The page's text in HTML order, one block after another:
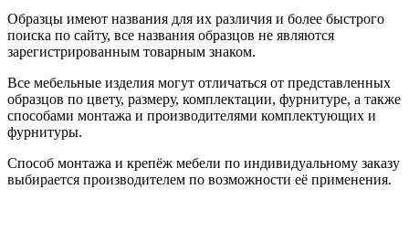
Образцы имеют названия для их различия и более быстрого
поиска по сайту, все названия образцов не являются
зарегистрированным товарным знаком.
Все мебельные изделия могут отличаться от представленных
образцов по цвету, размеру, комплектации, фурнитуре, а также
способами монтажа и производителями комплектующих и
фурнитуры.
Способ монтажа и крепёж мебели по индивидуальному заказу
выбирается производителем по возможности её применения.